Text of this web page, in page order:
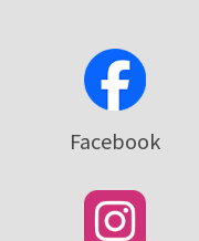
Facebook